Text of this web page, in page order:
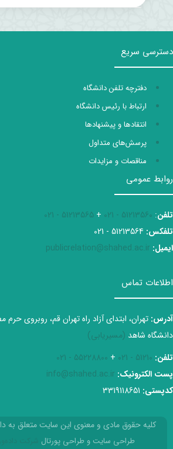
دسترسی سریع
دفترچه تلفن دانشگاه
ارتباط با رئیس دانشگاه
انتقادها و پیشنهادها
پرسش‌های متداول
مناقصات و مزایدات
روابط عمومی
تلفن:
51213560 - 021
+
51213565 - 021
تلفکس:
ایمیل: publicrelation@shahed.ac.ir
اطلاعات تماس
آدرس: تهران، ابتدای آزاد راه تهران قم، روبروی
دانشگاه شاهد (مسیریابی)
تلفن: 51210 - 021
+
55228800 - 021
پست الکترونیک: info@shahed.ac.ir
کدپستی:
کلیه حقوق مادی و معنوی این سایت متعلق به
طراحی سایت و طراحی پورتال